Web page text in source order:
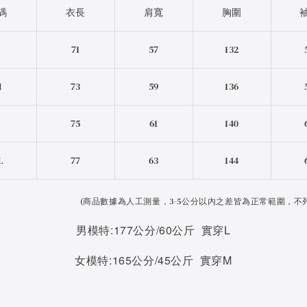
衣長 肩寬 胸圍
71 57 132
73 59 136
75 61 140
77 63 144
(商品數據為人工測量，3-5公分以內之差皆為正常範圍，不
男模特:177公分/60公斤 實穿L
女模特:165公分/45公斤 實穿M